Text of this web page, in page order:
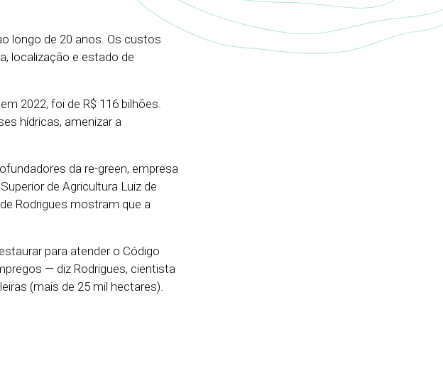
longo de 20 anos. Os custos
localização e estado de
2022, foi de R$ 116 bilhões.
hídricas, amenizar a
da re-green, empresa
de Agricultura Luiz de
Rodrigues mostram que a
para atender o Código
— diz Rodrigues, cientista
(mais de 25 mil hectares).